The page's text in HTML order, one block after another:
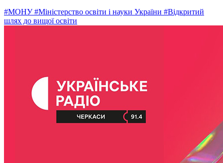
#МОНУ#Міністерство освіти і науки України #Відкритий
шлях до вищої освіти